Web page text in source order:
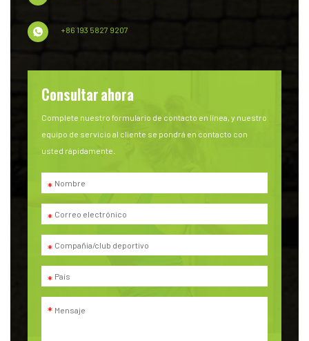
+86 193 5827 9207
Consultar ahora
Complete nuestro formulario de contacto en línea, y nuestro
equipo de servicio al cliente se pondrá en contacto con
usted rápidamente.